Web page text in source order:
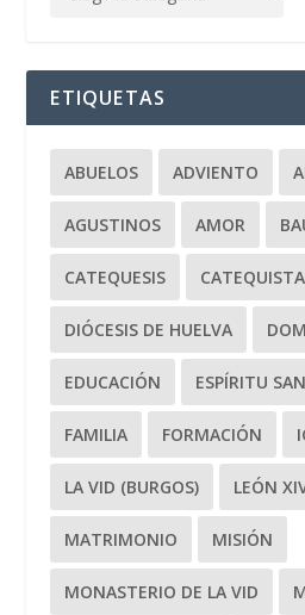
ETIQUETAS
ABUELOS ADVIENTO
AGUSTINOS AMOR
CATEQUESIS
DIÓCESIS DE HUELVA
EDUCACIÓN ESPÍRITU
FAMILIA FORMACIÓN
LA VID (BURGOS) LEÓN
MATRIMONIO MISIÓN
MONASTERIO DE LA VID